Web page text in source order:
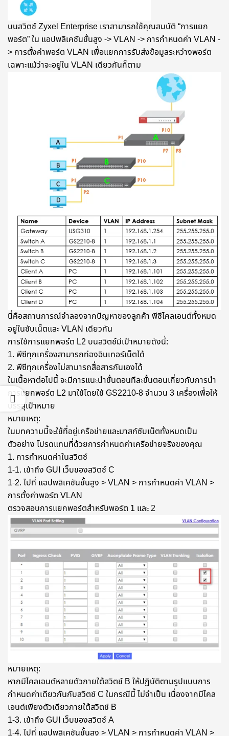
บนสวิตช์ Zyxel Enterprise เราสามารถใช้คุณสมบัติ “การแยก
พอร์ต” ใน แอปพลิเคชันขั้นสูง -> VLAN -> การกำหนดค่า VLAN -
> การตั้งค่าพอร์ต VLAN เพื่อแยกการรับส่งข้อมูลระหว่างพอร์ต
เฉพาะแม้ว่าจะอยู่ใน VLAN เดียวกันก็ตาม
นี่คือสถานการณ์จำลองจากปัญหาของลูกค้า พีซีไคลเอนต์ทั้งหมด
อยู่ในซับเน็ตและ VLAN เดียวกัน
การใช้การแยกพอร์ต L2 บนสวิตช์มีเป้าหมายดังนี้:
1. พีซีทุกเครื่องสามารถท่องอินเทอร์เน็ตได้
2. พีซีทุกเครื่องไม่สามารถสื่อสารกันเองได้
ในเนื้อหาต่อไปนี้ จะมีการแนะนำขั้นตอนทีละขั้นตอนเกี่ยวกับการนำ
การแยกพอร์ต L2 มาใช้โดยใช้ GS2210-8 จำนวน 3 เครื่องเพื่อให้
บรรลุเป้าหมาย
หมายเหตุ:
ในบทความนี้จะใช้ที่อยู่เครือข่ายและมาสก์ซับเน็ตทั้งหมดเป็น
ตัวอย่าง โปรดแทนที่ด้วยการกำหนดค่าเครือข่ายจริงของคุณ
1. การกำหนดค่าในสวิตช์
1-1. เข้าถึง GUI เว็บของสวิตช์ C
1-2. ไปที่ แอปพลิเคชันขั้นสูง > VLAN > การกำหนดค่า VLAN >
การตั้งค่าพอร์ต VLAN
ตรวจสอบการแยกพอร์ตสำหรับพอร์ต 1 และ 2
หมายเหตุ:
หากมีไคลเอนต์หลายตัวภายใต้สวิตช์ B ให้ปฏิบัติตามรูปแบบการ
กำหนดค่าเดียวกันกับสวิตช์ C ในกรณีนี้ ไม่จำเป็น เนื่องจากมีไคล
เอนต์เพียงตัวเดียวภายใต้สวิตช์ B
1-3. เข้าถึง GUI เว็บของสวิตช์ A
1-4. ไปที่ แอปพลิเคชันขั้นสูง > VLAN > การกำหนดค่า VLAN >